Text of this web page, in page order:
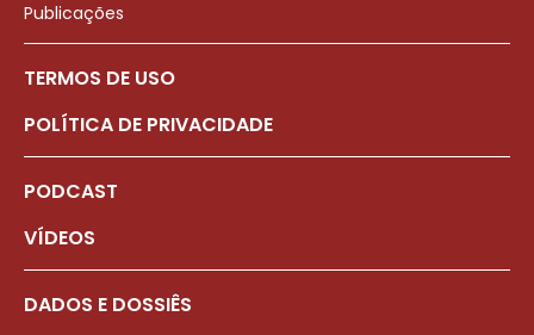
Publicações
TERMOS DE USO
POLÍTICA DE PRIVACIDADE
PODCAST
VÍDEOS
DADOS E DOSSIÊS